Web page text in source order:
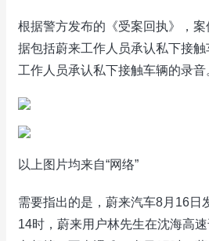
根据警方发布的《受案回执》，
据包括蔚来工作人员承认私下接
工作人员承认私下接触车辆的录音
以上图片均来自“网络”
需要指出的是，蔚来汽车8月16日
14时，蔚来用户林先生在沈海高